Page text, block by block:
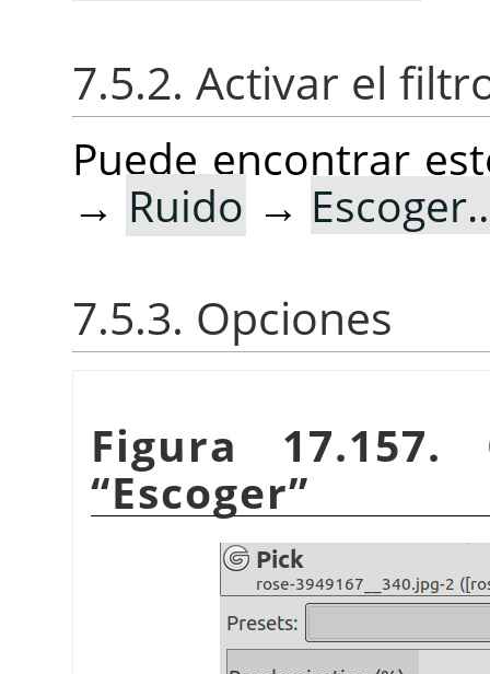
7.5.2. Activar el
Puede encontrar
→ Ruido →
7.5.3. Opciones
Figura
“Escoger”